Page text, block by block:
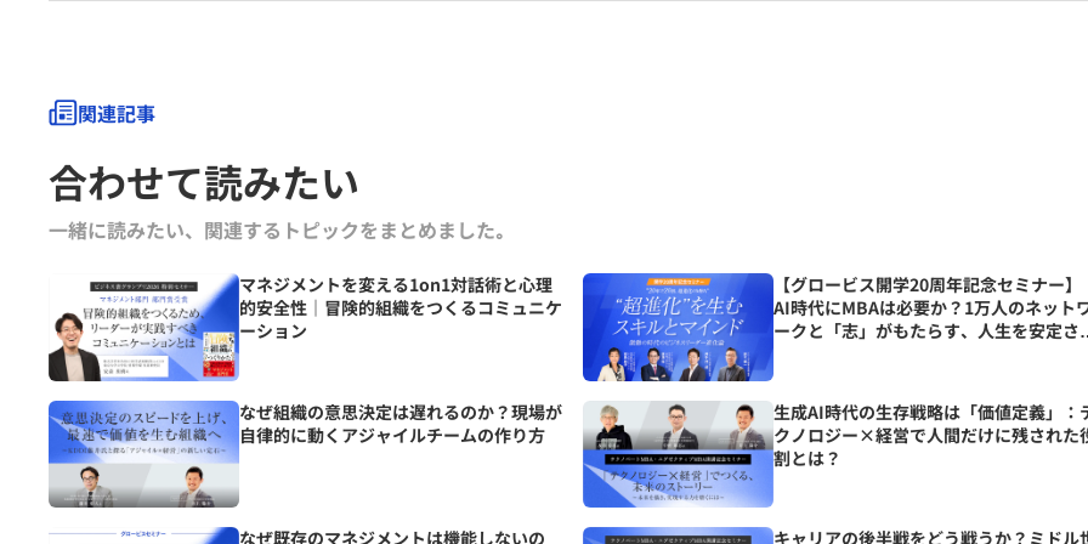
関連記事
合わせて読みたい
一緒に読みたい、関連するトピックをまとめました｡
マネジメントを変える1on1対話術と心理
的安全性｜冒険的組織をつくるコミュニケ
ーション
【グロービス開学20周年記念セミナー】
AI時代にMBAは必要か？1万人のネット
ークと「志」がもたらす、人生を安定さ
なぜ組織の意思決定は遅れるのか？現場が
自律的に動くアジャイルチームの作り方
生成AI時代の生存戦略は「価値定義」：
クノロジー×経営で人間だけに残された
割とは？
なぜ既存のマネジメントは機能しないの キャリアの後半戦をどう戦うか？ミドル